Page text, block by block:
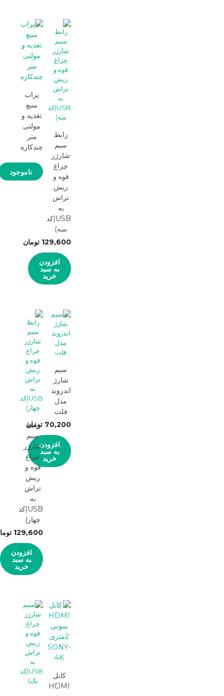
رابط
سیم
شارژر
چراغ
قوه و
ریش
تراش
به
USB(کد
سه)
129,600 تومان
افزودن
به سبد
خرید
پراب
منبع
تغذیه و
مولتی
متر
چندکاره
ناموجود
سیم
شارژ
اندروید
مدل
فلت
70,200 تومان
افزودن
به سبد
خرید
رابط
سیم
شارژر
چراغ
قوه و
ریش
تراش
به
USB(کد
چهار)
129,600
افزودن
به سبد
خرید
کابل
HDMI